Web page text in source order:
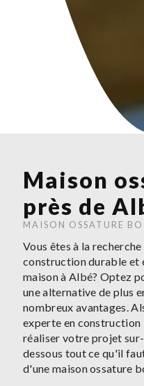
Maison
près de
MAISON OSSATURE
Vous êtes à la
construction durable et
maison à Albé? Optez
une alternative de plus
nombreux avantages.
experte en
réaliser votre projet
dessous tout ce qu'il
d'une maison ossature